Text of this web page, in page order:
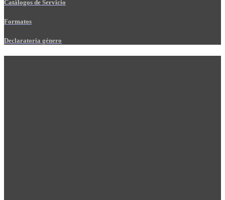
Catálogos de Servicio
Formatos
Declaratoria género